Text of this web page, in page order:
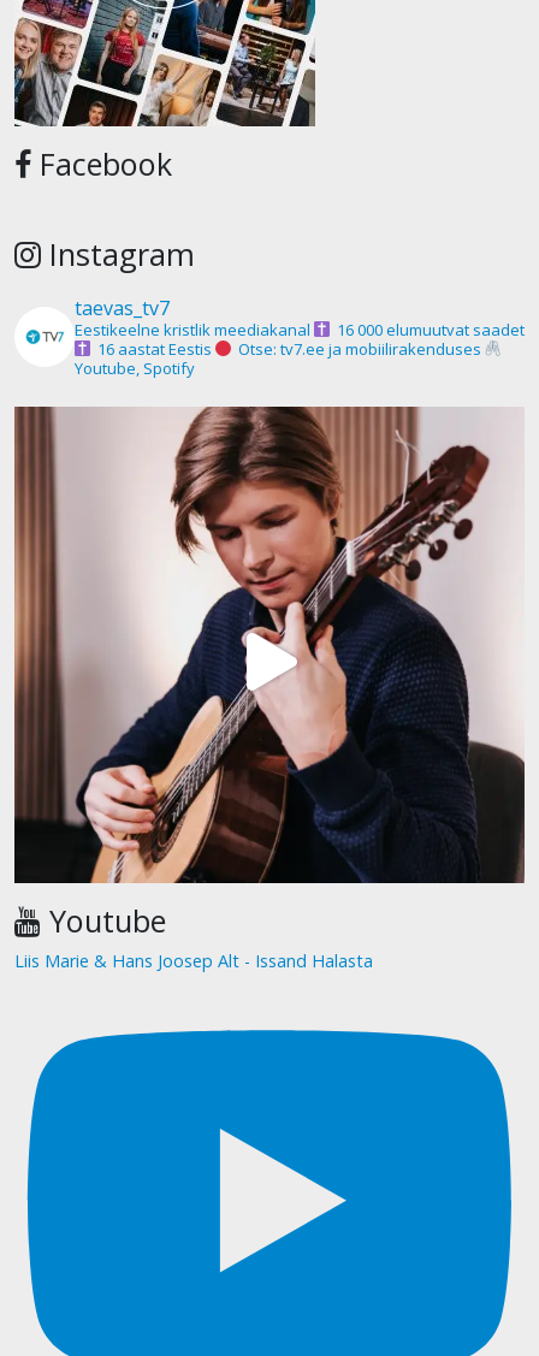
Facebook
Instagram
taevas_tv7
Eestikeelne kristlik meediakanal
16 000 elumuutvat saadet
16 aastat Eestis
Otse: tv7.ee ja mobiilirakenduses
Youtube, Spotify
Youtube
Liis Marie & Hans Joosep Alt - Issand Halasta